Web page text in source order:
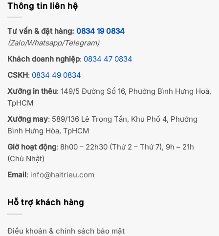
Thông tin liên hệ
Tư vấn & đặt hàng: 0834 19 0834
(Zalo/Whatsapp/Telegram)
Khách doanh nghiệp: 0834 47 0834
CSKH: 0834 49 0834
Xưởng in thêu: 149/5 Đường Số 16, Phường Bình Hưng Hoà,
TpHCM
Xưởng may: 589/136 Lê Trọng Tấn, Khu Phố 4, Phường
Bình Hưng Hòa, TpHCM
Giờ hoạt động: 8h00 – 22h30 (Thứ 2 – Thứ 7), 9h – 21h
(Chủ Nhật)
Email: info@haitrieu.com
Hỗ trợ khách hàng
Điều khoản & chính sách bảo mật